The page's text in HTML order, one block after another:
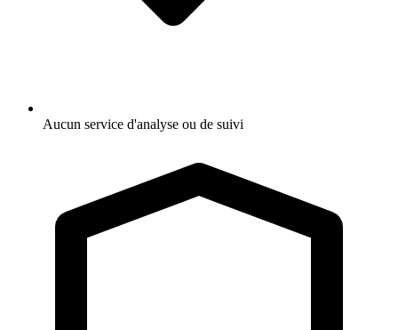
Aucun service d'analyse ou de suivi